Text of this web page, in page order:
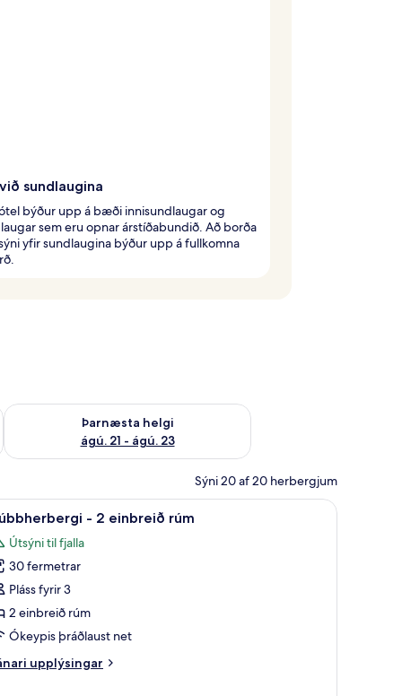
sundlaugina
býður upp á bæði innisundlaugar og
sem eru opnar árstíðabundið. Að borða
yfir sundlaugina býður upp á fullkomna
16
Þarnæsta helgi
ágú. 21 - ágú. 23
Athuga framboð þarnæstu helgi ágú. 21 - ágú. 23
Sýni 20 af 20 herbergjum
Rúmföt af bestu gerð, dúnsængur, míníbar,
5 - 2 einbreið rúm
Útsýni til fjalla
30 fermetrar
Pláss fyrir 3
2 einbreið rúm
Ókeypis þráðlaust net
upplýsingar